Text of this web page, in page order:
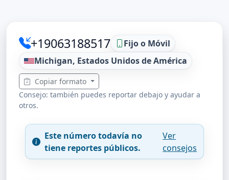
+19063188517
Fijo o Móvil
Michigan, Estados Unidos de América
Copiar formato
Consejo: también puedes reportar debajo y ayudar a
otros.
Este número todavía no
tiene reportes públicos.
Ver
consejos